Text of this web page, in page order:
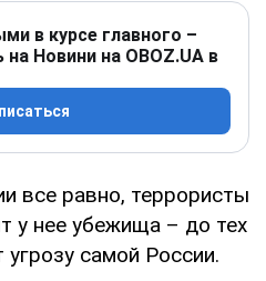
в курсе главного –
Новини на OBOZ.UA в
все равно, террористы
у нее убежища – до тех
угрозу самой России.